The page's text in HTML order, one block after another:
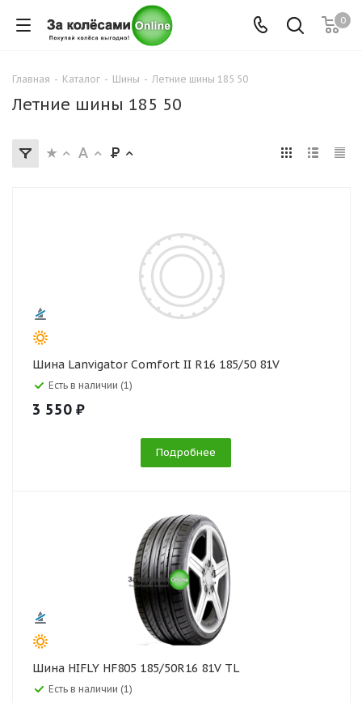
0
Главная - Каталог - Шины - Летние шины 185 50
Летние шины 185 50
Шина Lanvigator Comfort II R16 185/50 81V
Есть в наличии (1)
3 550 ₽
Подробнее
Шина HIFLY HF805 185/50R16 81V TL
Есть в наличии (1)